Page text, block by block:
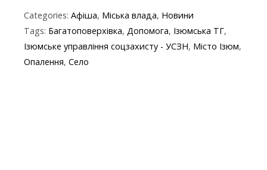
e
b
o
itt
er
e
gr
a
er at
s
y
p
t ai
l
Categories: Афіша, Міська влада, Новини
Tags: Багатоповерхівка, Допомога, Ізюмська ТГ,
Ізюмське управління соцзахисту - УСЗН, Місто Ізюм,
Опалення, Село